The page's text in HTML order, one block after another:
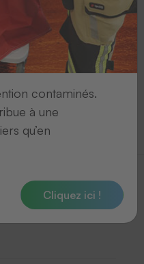
contaminés.
à une
qu’en
Cliquez ici !